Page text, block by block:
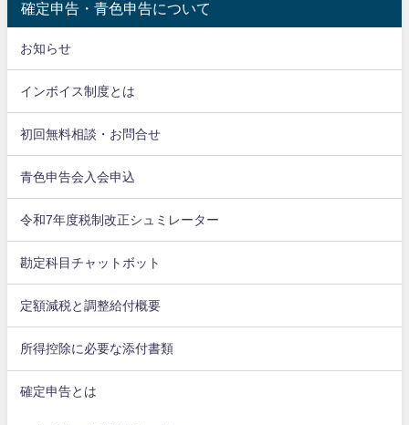
確定申告・青色申告について
お知らせ
インボイス制度とは
初回無料相談・お問合せ
青色申告会入会申込
令和7年度税制改正シュミレーター
勘定科目チャットボット
定額減税と調整給付概要
所得控除に必要な添付書類
確定申告とは